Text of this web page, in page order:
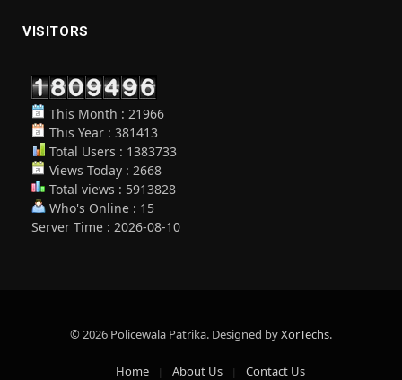
VISITORS
This Month : 21966
This Year : 381413
Total Users : 1383733
Views Today : 2668
Total views : 5913828
Who's Online : 15
Server Time : 2026-08-10
© 2026 Policewala Patrika. Designed byXorTechs.
Home About Us Contact Us